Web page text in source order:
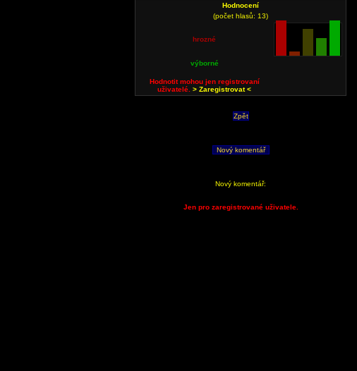
Hodnocení
(počet hlasů: 13)
hrozné
výborné
Hodnotit mohou jen registrovaní
uživatelé. > Zaregistrovat <
Zpět
Nový komentář
Nový komentář:
Jen pro zaregistrované uživatele.